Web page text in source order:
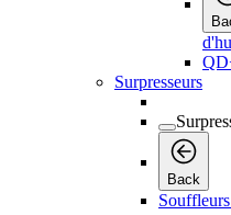
Surpresseurs
Back